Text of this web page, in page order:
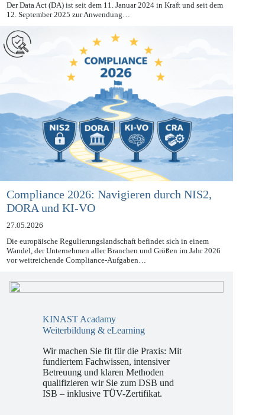
27.05.2026
Der Data Act (DA) ist seit dem 11. Januar 2024 in Kraft und seit dem
Compliance 2026: Navigieren durch NIS2,
DORA und KI-VO
27.05.2026
Die europäische Regulierungslandschaft befindet sich in einem
Wandel, der Unternehmen aller Branchen und Größen im Jahr 2026
KINAST Acadamy
Wir machen Sie fit für die Praxis: Mit
fundiertem Fachwissen, intensiver
Betreuung und klaren Methoden
qualifizieren wir Sie zum DSB und